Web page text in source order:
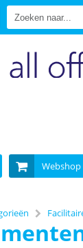
Webshop